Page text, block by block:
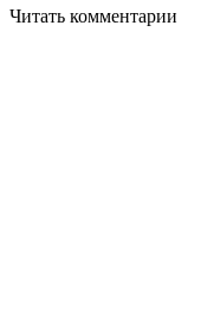
Читать комментарии